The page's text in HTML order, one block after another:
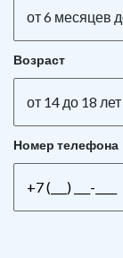
от 6 месяцев
Возраст
от 14 до 18 лет
Номер телефона